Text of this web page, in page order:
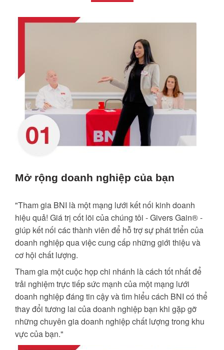
Mở rộng doanh nghiệp của bạn
"Tham gia BNI là một mạng lưới kết nối kinh doanh
hiệu quả! Giá trị cốt lõi của chúng tôi - Givers Gain® -
giúp kết nối các thành viên để hỗ trợ sự phát triển của
doanh nghiệp qua việc cung cấp những giới thiệu và
cơ hội chất lượng.
Tham gia một cuộc họp chi nhánh là cách tốt nhất để
trải nghiệm trực tiếp sức mạnh của một mạng lưới
doanh nghiệp đáng tin cậy và tìm hiểu cách BNI có thể
thay đổi tương lai của doanh nghiệp bạn khi gặp gỡ
những chuyên gia doanh nghiệp chất lượng trong khu
vực của bạn."